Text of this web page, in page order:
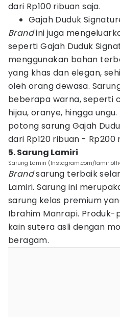
dari Rp100 ribuan saja.
Gajah Duduk
Brandini juga
seperti Gajah Duduk
menggunakan bahan
yang khas dan elegan,
oleh orang dewasa.
beberapa warna, seperti
hijau, oranye, hingga
potong sarung Gajah
dari Rp120 ribuan - Rp200
5. Sarung Lamiri
Sarung Lamiri (Instagram.com/
Brandsarung terbaik
Lamiri. Sarung ini
sarung kelas premium
Ibrahim Manrapi.
kain sutera asli dengan
beragam.